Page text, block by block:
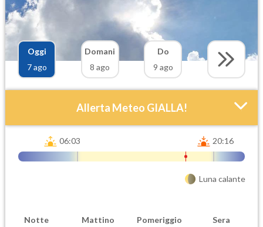
Oggi
7 ago
Domani
8 ago
Do
9 ago
Allerta Meteo GIALLA!
06:03 20:16
Luna calante
Notte Mattino Pomeriggio Sera